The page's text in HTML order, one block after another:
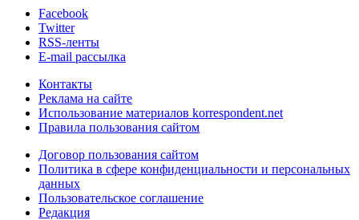
Facebook
Twitter
RSS-ленты
E-mail рассылка
Контакты
Реклама на сайте
Использование материалов korrespondent.net
Правила пользования сайтом
Договор пользования сайтом
Политика в сфере конфиденциальности и персональных
данных
Пользовательское соглашение
Редакция